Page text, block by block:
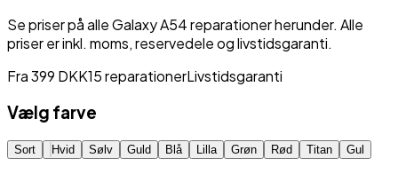
Se priser på alleGalaxy A54reparationer herunder. Alle
priser er inkl. moms, reservedele og livstidsgaranti.
Fra399 DKK15reparationerLivstidsgaranti
Vælg farve
Sort Hvid Sølv Guld Blå Lilla Grøn Rød Titan Gul